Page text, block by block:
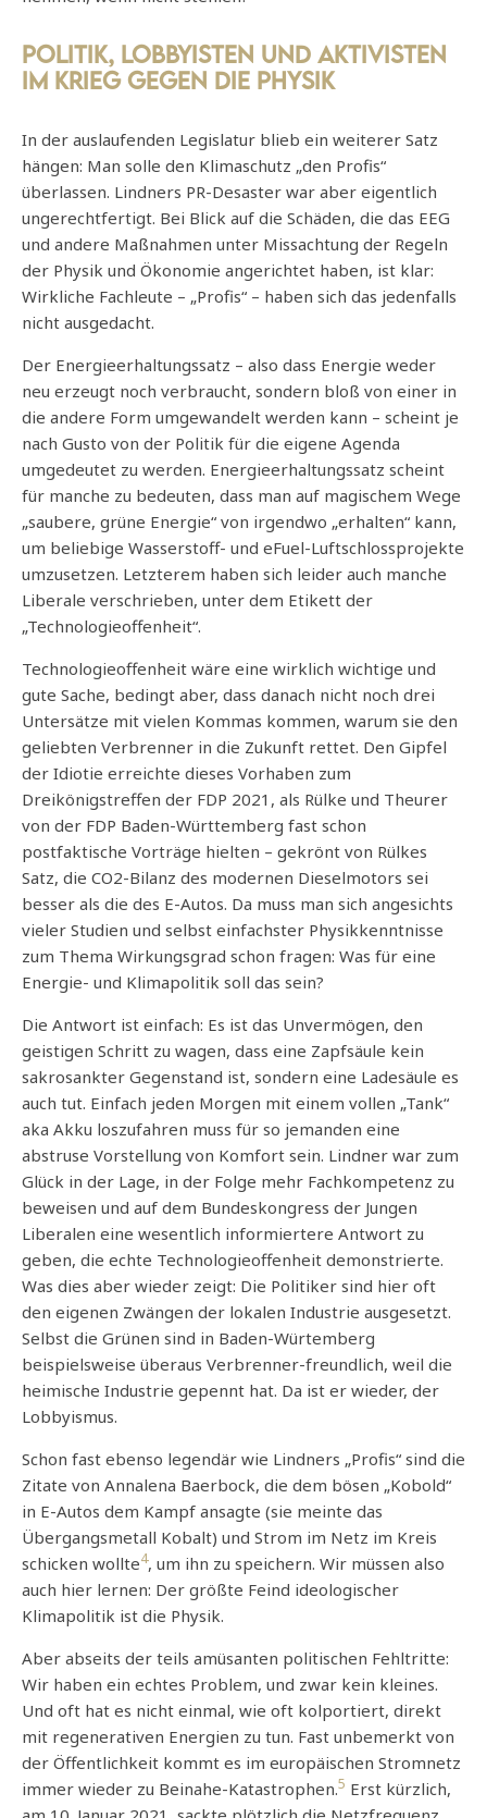
Politik, Lobbyisten und Aktivisten
im Krieg gegen die Physik
In der auslaufenden Legislatur blieb ein weiterer Satz
hängen: Man solle den Klimaschutz „den Profis“
überlassen. Lindners PR-Desaster war aber eigentlich
ungerechtfertigt. Bei Blick auf die Schäden, die das EEG
und andere Maßnahmen unter Missachtung der Regeln
der Physik und Ökonomie angerichtet haben, ist klar:
Wirkliche Fachleute – „Profis“ – haben sich das jedenfalls
nicht ausgedacht.
Der Energieerhaltungssatz – also dass Energie weder
neu erzeugt noch verbraucht, sondern bloß von einer in
die andere Form umgewandelt werden kann – scheint je
nach Gusto von der Politik für die eigene Agenda
umgedeutet zu werden. Energieerhaltungssatz scheint
für manche zu bedeuten, dass man auf magischem Wege
„saubere, grüne Energie“ von irgendwo „erhalten“ kann,
um beliebige Wasserstoff- und eFuel-Luftschlossprojekte
umzusetzen. Letzterem haben sich leider auch manche
Liberale verschrieben, unter dem Etikett der
„Technologieoffenheit“.
Technologieoffenheit wäre eine wirklich wichtige und
gute Sache, bedingt aber, dass danach nicht noch drei
Untersätze mit vielen Kommas kommen, warum sie den
geliebten Verbrenner in die Zukunft rettet. Den Gipfel
der Idiotie erreichte dieses Vorhaben zum
Dreikönigstreffen der FDP 2021, als Rülke und Theurer
von der FDP Baden-Württemberg fast schon
postfaktische Vorträge hielten – gekrönt von Rülkes
Satz, die CO2-Bilanz des modernen Dieselmotors sei
besser als die des E-Autos. Da muss man sich angesichts
vieler Studien und selbst einfachster Physikkenntnisse
zum Thema Wirkungsgrad schon fragen: Was für eine
Energie- und Klimapolitik soll das sein?
Die Antwort ist einfach: Es ist das Unvermögen, den
geistigen Schritt zu wagen, dass eine Zapfsäule kein
sakrosankter Gegenstand ist, sondern eine Ladesäule es
auch tut. Einfach jeden Morgen mit einem vollen „Tank“
aka Akku loszufahren muss für so jemanden eine
abstruse Vorstellung von Komfort sein. Lindner war zum
Glück in der Lage, in der Folge mehr Fachkompetenz zu
beweisen und auf dem Bundeskongress der Jungen
Liberalen eine wesentlich informiertere Antwort zu
geben, die echte Technologieoffenheit demonstrierte.
Was dies aber wieder zeigt: Die Politiker sind hier oft
den eigenen Zwängen der lokalen Industrie ausgesetzt.
Selbst die Grünen sind in Baden-Würtemberg
beispielsweise überaus Verbrenner-freundlich, weil die
heimische Industrie gepennt hat. Da ist er wieder, der
Lobbyismus.
Schon fast ebenso legendär wie Lindners „Profis“ sind die
Zitate von Annalena Baerbock, die dem bösen „Kobold“
in E-Autos dem Kampf ansagte (sie meinte das
Übergangsmetall Kobalt) und Strom im Netz im Kreis
schicken wollte4, um ihn zu speichern. Wir müssen also
auch hier lernen: Der größte Feind ideologischer
Klimapolitik ist die Physik.
Aber abseits der teils amüsanten politischen Fehltritte:
Wir haben ein echtes Problem, und zwar kein kleines.
Und oft hat es nicht einmal, wie oft kolportiert, direkt
mit regenerativen Energien zu tun. Fast unbemerkt von
der Öffentlichkeit kommt es im europäischen Stromnetz
immer wieder zu Beinahe-Katastrophen.5 Erst kürzlich,